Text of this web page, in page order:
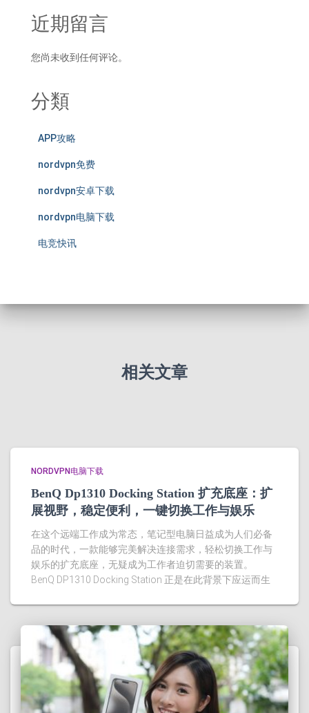
近期留言
您尚未收到任何评论。
分類
APP攻略
nordvpn免费
nordvpn安卓下载
nordvpn电脑下载
电竞快讯
相关文章
NORDVPN电脑下载
BenQ Dp1310 Docking Station 扩充底座：扩
展视野，稳定便利，一键切换工作与娱乐
在这个远端工作成为常态，笔记型电脑日益成为人们必备
品的时代，一款能够完美解决连接需求，轻松切换工作与
娱乐的扩充底座，无疑成为工作者迫切需要的装置。
BenQ DP1310 Docking Station 正是在此背景下应运而生